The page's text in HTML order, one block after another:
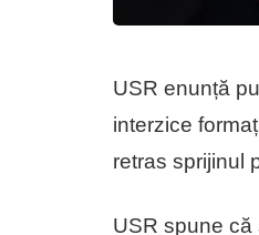
USR enunță
interzice
retras sprijinul
USR spune